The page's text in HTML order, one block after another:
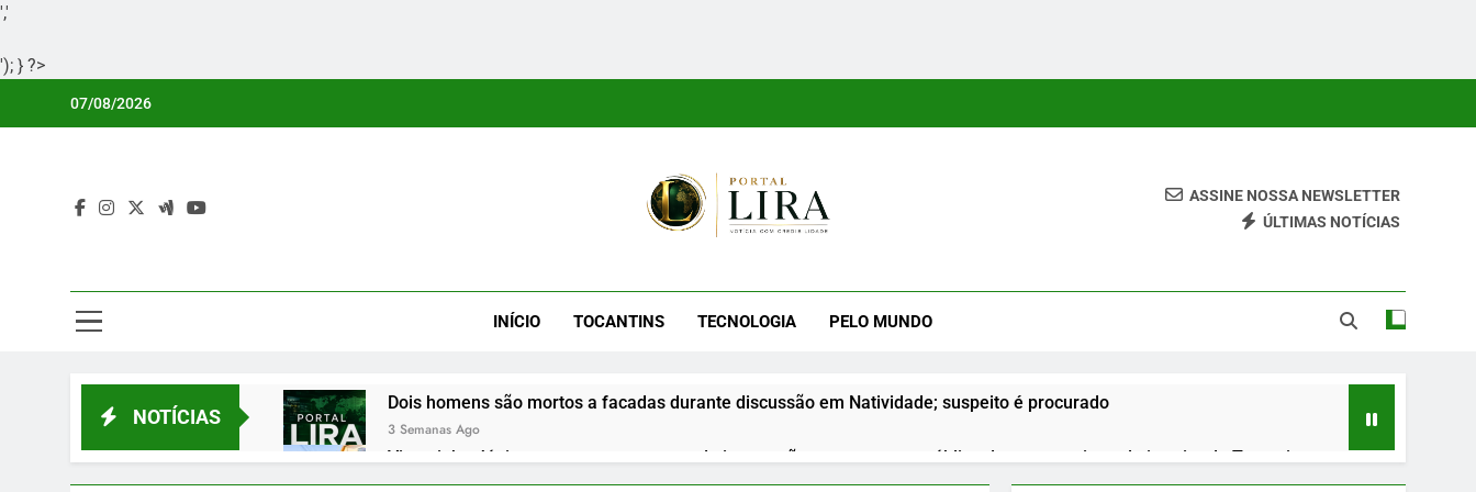
','
'); } ?>
07/08/2026
E Uma Boa Experiência Para O Leitor.
ASSINE NOSSA NEWSLETTER
ÚLTIMAS NOTÍCIAS
INÍCIO TOCANTINS TECNOLOGIA PELO MUNDO
NOTÍCIAS
Dois homens são mortos a facadas durante discussão em Natividade; suspeito é procurado
3 Semanas Ago
Vicentinho Júnior apresenta propostas de integração na segurança pública durante roteiro pelo interior do Tocantins
3 Semanas Ago